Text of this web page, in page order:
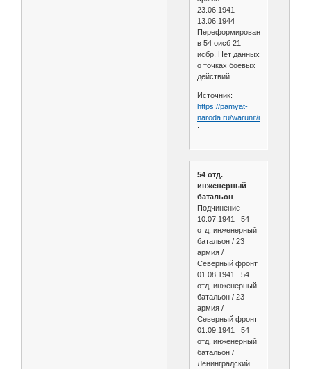
23.06.1941 —
13.06.1944
Переформировано
в 54 оисб 21
исбр. Нет данных
о точках боевых
действий
Источник:
https://pamyat-
naroda.ru/warunit/id60149
:
54 отд.
инженерный
батальон
Подчинение
10.07.1941 54
отд. инженерный
батальон / 23
армия /
Северный фронт
01.08.1941 54
отд. инженерный
батальон / 23
армия /
Северный фронт
01.09.1941 54
отд. инженерный
батальон /
Ленинградский